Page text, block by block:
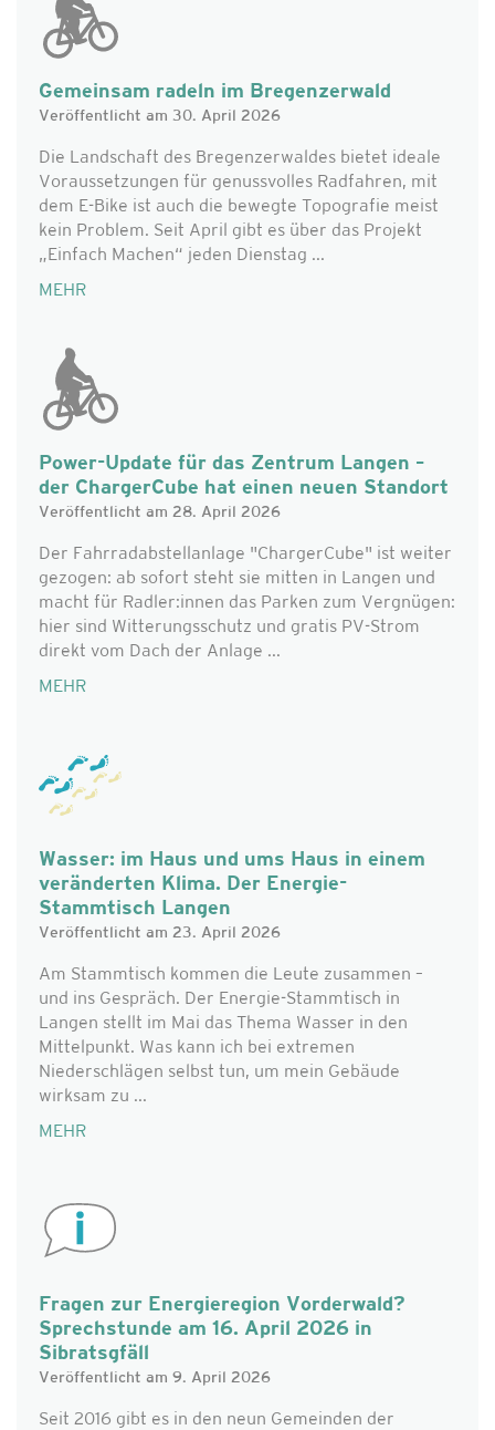
Gemeinsam radeln im Bregenzerwald
Veröffentlicht am 30. April 2026
Die Landschaft des Bregenzerwaldes bietet ideale
Voraussetzungen für genussvolles Radfahren, mit
dem E-Bike ist auch die bewegte Topografie meist
kein Problem. Seit April gibt es über das Projekt
„Einfach Machen“ jeden Dienstag ...
MEHR
Power-Update für das Zentrum Langen –
der ChargerCube hat einen neuen Standort
Veröffentlicht am 28. April 2026
Der Fahrradabstellanlage "ChargerCube" ist weiter
gezogen: ab sofort steht sie mitten in Langen und
macht für Radler:innen das Parken zum Vergnügen:
hier sind Witterungsschutz und gratis PV-Strom
direkt vom Dach der Anlage ...
MEHR
Wasser: im Haus und ums Haus in einem
veränderten Klima. Der Energie-
Stammtisch Langen
Veröffentlicht am 23. April 2026
Am Stammtisch kommen die Leute zusammen –
und ins Gespräch. Der Energie-Stammtisch in
Langen stellt im Mai das Thema Wasser in den
Mittelpunkt. Was kann ich bei extremen
Niederschlägen selbst tun, um mein Gebäude
wirksam zu ...
MEHR
Fragen zur Energieregion Vorderwald?
Sprechstunde am 16. April 2026 in
Sibratsgfäll
Veröffentlicht am 9. April 2026
Seit 2016 gibt es in den neun Gemeinden der